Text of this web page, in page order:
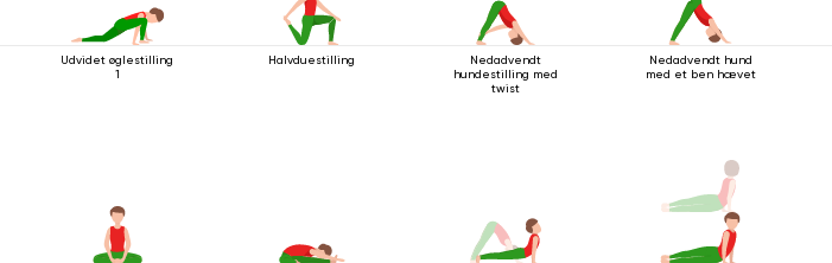
Udvidet øglestilling
1
Halvduestilling
Nedadvendt
hundestilling med
twist
Nedadvendt hund
med et ben hævet